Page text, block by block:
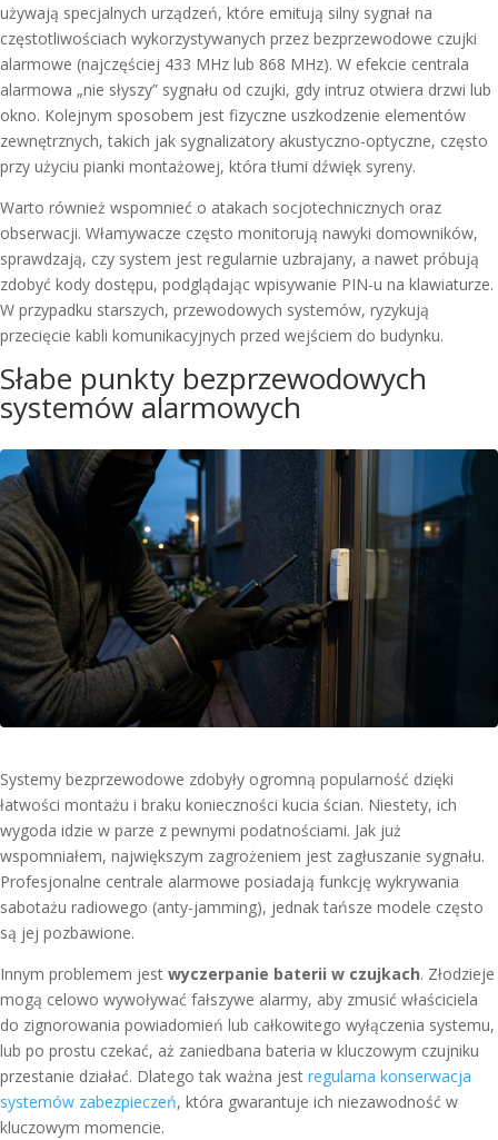
używają specjalnych urządzeń, które emitują silny sygnał na
częstotliwościach wykorzystywanych przez bezprzewodowe czujki
alarmowe (najczęściej 433 MHz lub 868 MHz). W efekcie centrala
alarmowa „nie słyszy” sygnału od czujki, gdy intruz otwiera drzwi lub
okno. Kolejnym sposobem jest fizyczne uszkodzenie elementów
zewnętrznych, takich jak sygnalizatory akustyczno-optyczne, często
przy użyciu pianki montażowej, która tłumi dźwięk syreny.
Warto również wspomnieć o atakach socjotechnicznych oraz
obserwacji. Włamywacze często monitorują nawyki domowników,
sprawdzają, czy system jest regularnie uzbrajany, a nawet próbują
zdobyć kody dostępu, podglądając wpisywanie PIN-u na klawiaturze.
W przypadku starszych, przewodowych systemów, ryzykują
przecięcie kabli komunikacyjnych przed wejściem do budynku.
Słabe punkty bezprzewodowych
systemów alarmowych
Systemy bezprzewodowe zdobyły ogromną popularność dzięki
łatwości montażu i braku konieczności kucia ścian. Niestety, ich
wygoda idzie w parze z pewnymi podatnościami. Jak już
wspomniałem, największym zagrożeniem jest zagłuszanie sygnału.
Profesjonalne centrale alarmowe posiadają funkcję wykrywania
sabotażu radiowego (anty-jamming), jednak tańsze modele często
są jej pozbawione.
Innym problemem jest wyczerpanie baterii w czujkach. Złodzieje
mogą celowo wywoływać fałszywe alarmy, aby zmusić właściciela
do zignorowania powiadomień lub całkowitego wyłączenia systemu,
lub po prostu czekać, aż zaniedbana bateria w kluczowym czujniku
przestanie działać. Dlatego tak ważna jest regularna konserwacja
systemów zabezpieczeń, która gwarantuje ich niezawodność w
kluczowym momencie.